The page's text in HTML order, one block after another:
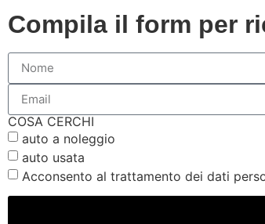
Compila il form per
COSA CERCHI
auto a noleggio
auto usata
Acconsento al trattamento dei dati